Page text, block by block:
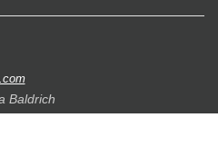
Baldrich